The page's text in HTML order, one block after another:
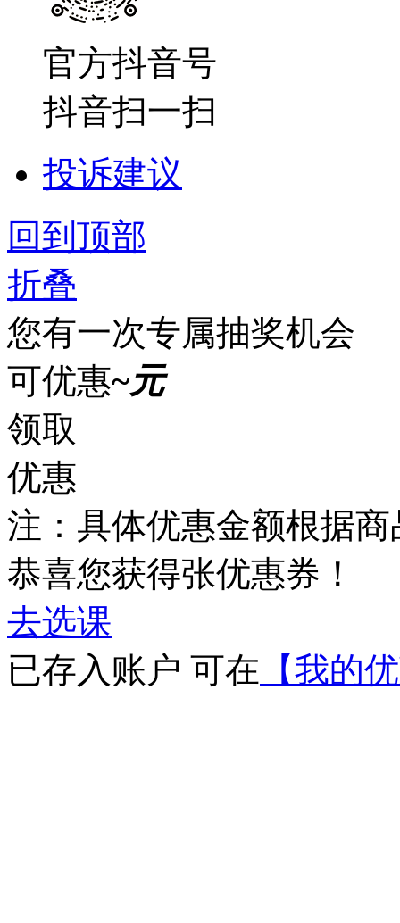
官方抖音号
抖音扫一扫
投诉建议
回到顶部
折叠
您有一次专属抽奖机会
可优惠~元
领取
优惠
注：具体优惠金额根据
恭喜您获得张优惠券！
去选课
已存入账户 可在 【我的